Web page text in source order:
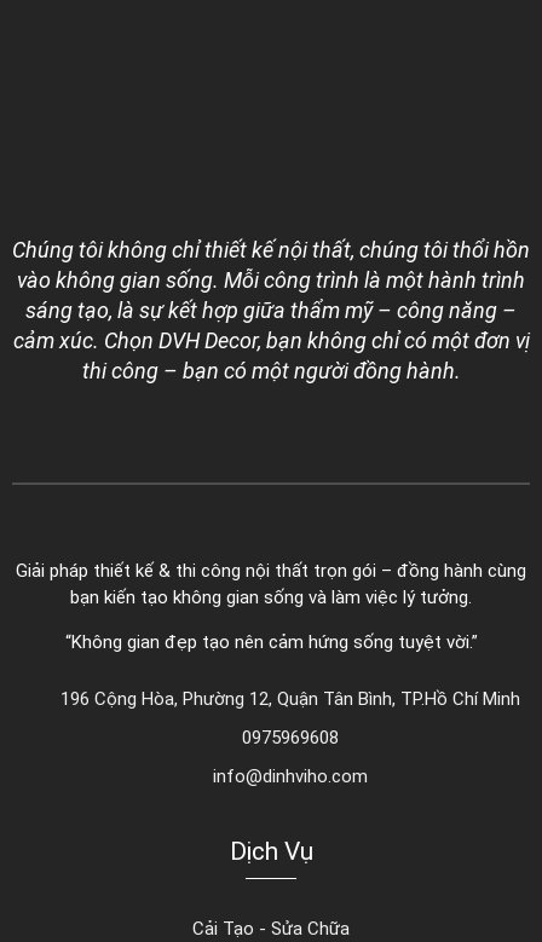
Chúng tôi không chỉ thiết kế nội thất, chúng tôi thổi hồn
vào không gian sống. Mỗi công trình là một hành trình
sáng tạo, là sự kết hợp giữa thẩm mỹ – công năng –
cảm xúc. Chọn DVH Decor, bạn không chỉ có một đơn vị
thi công – bạn có một người đồng hành.
Giải pháp thiết kế & thi công nội thất trọn gói – đồng hành cùng
bạn kiến tạo không gian sống và làm việc lý tưởng.
“Không gian đẹp tạo nên cảm hứng sống tuyệt vời.”
196 Cộng Hòa, Phường 12, Quận Tân Bình, TP.Hồ Chí Minh
0975969608
info@dinhviho.com
Dịch Vụ
Cải Tạo - Sửa Chữa